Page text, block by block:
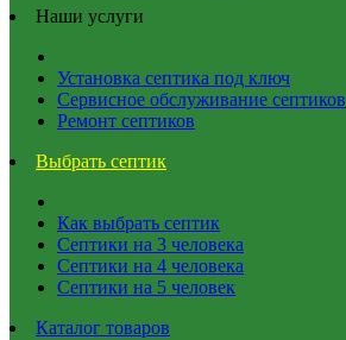
Наши услуги
Установка септика под ключ
Сервисное обслуживание септиков
Ремонт септиков
Выбрать септик
Как выбрать септик
Септики на 3 человека
Септики на 4 человека
Септики на 5 человек
Каталог товаров